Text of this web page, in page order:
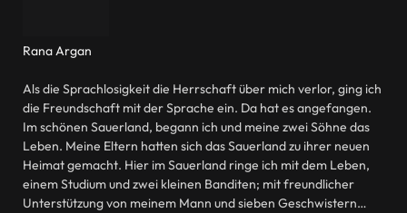
Rana Argan
Als die Sprachlosigkeit die Herrschaft über mich verlor, ging ich
die Freundschaft mit der Sprache ein. Da hat es angefangen.
Im schönen Sauerland, begann ich und meine zwei Söhne das
Leben. Meine Eltern hatten sich das Sauerland zu ihrer neuen
Heimat gemacht. Hier im Sauerland ringe ich mit dem Leben,
einem Studium und zwei kleinen Banditen; mit freundlicher
Unterstützung von meinem Mann und sieben Geschwistern…